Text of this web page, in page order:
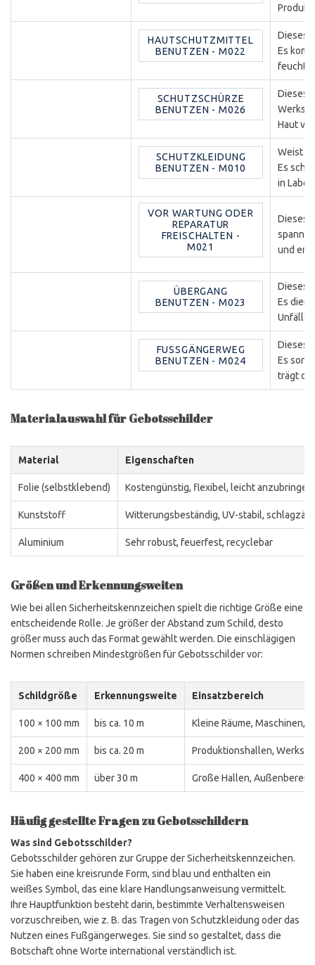
HAUTSCHUTZMITTEL
BENUTZEN - M022
Dieses
Es
SCHUTZSCHÜRZE
BENUTZEN - M026
Dieses
Haut
SCHUTZKLEIDUNG
BENUTZEN - M010
Weist
Es
in
VOR WARTUNG ODER
REPARATUR
FREISCHALTEN -
M021
Dieses
und
ÜBERGANG
BENUTZEN - M023
Dieses
Es
Unfälle
FUSSGÄNGERWEG B
ENUTZEN - M024
Dieses
Es
trägt
Materialauswahl für Gebotsschilder
Material Eigenschaften
Folie (selbstklebend) Kostengünstig, flexibel, leicht anzubringen
Kunststoff Witterungsbeständig, UV-stabil, schlagzäh
Aluminium Sehr robust, feuerfest, recyclebar
Größen und Erkennungsweiten
Wie bei allen Sicherheitskennzeichen spielt die richtige Größe eine
entscheidende Rolle. Je größer der Abstand zum Schild, desto
größer muss auch das Format gewählt werden. Die einschlägigen
Normen schreiben Mindestgrößen für Gebotsschilder vor:
Schildgröße Erkennungsweite Einsatzbereich
100 × 100 mm bis ca. 10 m Kleine Räume, Maschinen,
200 × 200 mm bis ca. 20 m Produktionshallen,
400 × 400 mm über 30 m Große Hallen,
Häufig gestellte Fragen zu Gebotsschildern
Was sind Gebotsschilder?
Gebotsschilder gehören zur Gruppe der Sicherheitskennzeichen.
Sie haben eine kreisrunde Form, sind blau und enthalten ein
weißes Symbol, das eine klare Handlungsanweisung vermittelt.
Ihre Hauptfunktion besteht darin, bestimmte Verhaltensweisen
vorzuschreiben, wie z. B. das Tragen von Schutzkleidung oder das
Nutzen eines Fußgängerweges. Sie sind so gestaltet, dass die
Botschaft ohne Worte international verständlich ist.